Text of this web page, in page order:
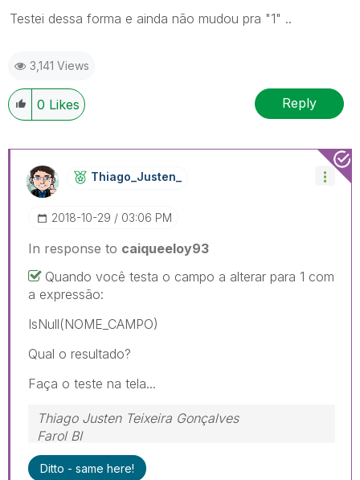
Testei dessa forma e ainda não mudou pra "1" ..
3,141 Views
0 Likes Reply
Thiago_Justen_
‎2018-10-29 03:06 PM
In response to caiqueeloy93
Quando você testa o campo a alterar para 1 com
a expressão:
IsNull(NOME_CAMPO)
Qual o resultado?
Faça o teste na tela...
Thiago Justen Teixeira Gonçalves
Farol BI
WhatsApp: 24 98152-1675
Skype: justen.thiago
Ditto - same here!